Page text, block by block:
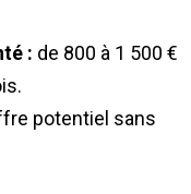
: de 800 à 1 500 €
potentiel sans